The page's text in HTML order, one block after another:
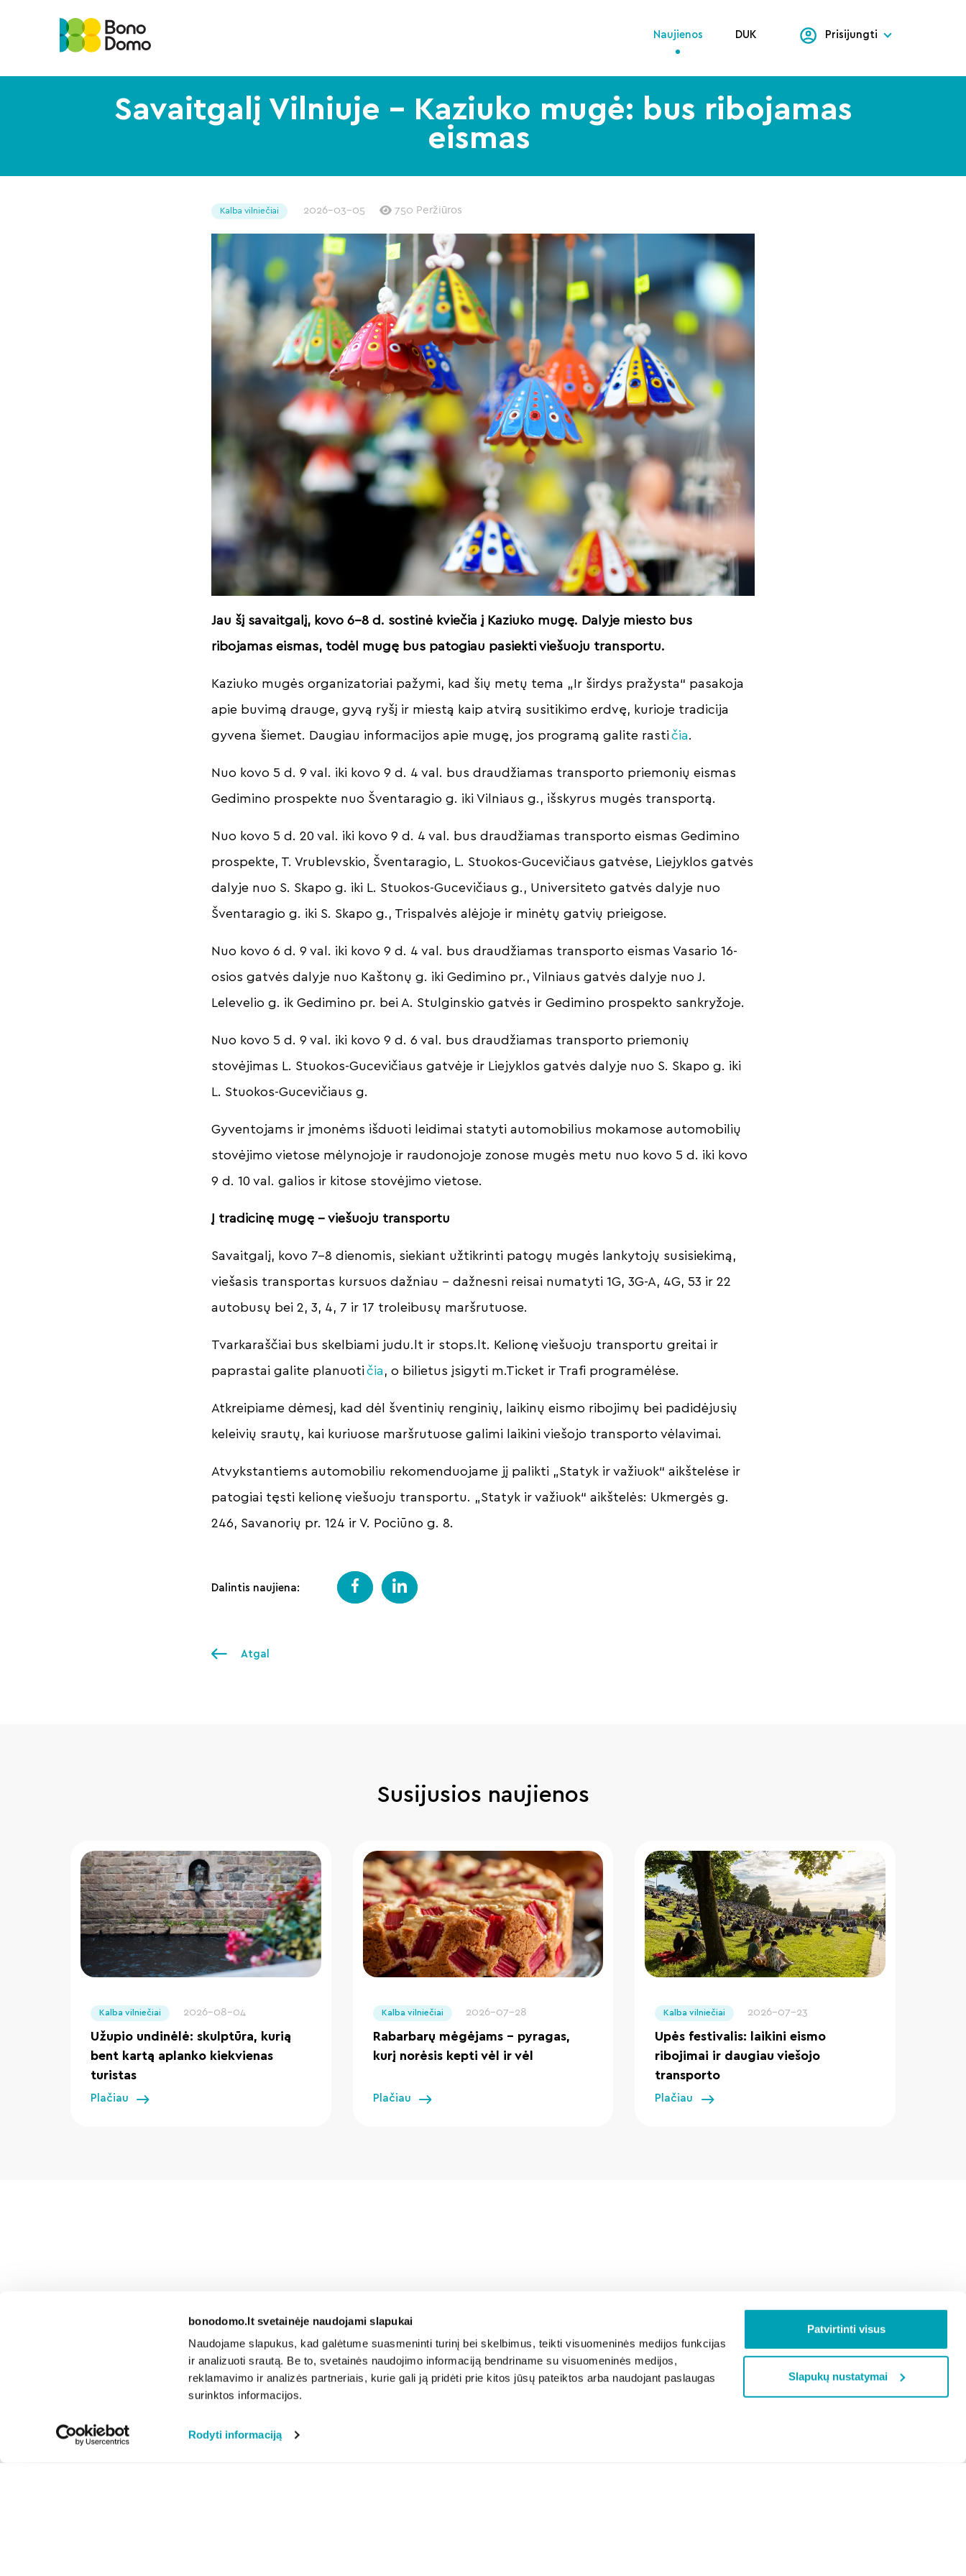
bonodomo.lt svetainėje naudojami slapukai
Naudojame slapukus, kad galėtume suasmeninti turinį bei skelbimus, teikti visuomeninės medijos funkcijas
ir analizuoti srautą. Be to, svetainės naudojimo informaciją bendriname su visuomeninės medijos,
reklamavimo ir analizės partneriais, kurie gali ją pridėti prie kitos jūsų pateiktos arba naudojant paslaugas
surinktos informacijos.
Rodyti informaciją
Patvirtinti visus
Slapukų nustatymai
Naujienos DUK Prisijungti
Savaitgalį Vilniuje – Kaziuko mugė: bus ribojamas
eismas
Kalba vilniečiai 2026-03-05 750 Peržiūros
Jau šį savaitgalį, kovo 6–8 d. sostinė kviečia į Kaziuko mugę. Dalyje miesto bus
ribojamas eismas, todėl mugę bus patogiau pasiekti viešuoju transportu.
Kaziuko mugės organizatoriai pažymi, kad šių metų tema „Ir širdys pražysta“ pasakoja
apie buvimą drauge, gyvą ryšį ir miestą kaip atvirą susitikimo erdvę, kurioje tradicija
gyvena šiemet. Daugiau informacijos apie mugę, jos programą galite rastičia.
Nuo kovo 5 d. 9 val. iki kovo 9 d. 4 val. bus draudžiamas transporto priemonių eismas
Gedimino prospekte nuo Šventaragio g. iki Vilniaus g., išskyrus mugės transportą.
Nuo kovo 5 d. 20 val. iki kovo 9 d. 4 val. bus draudžiamas transporto eismas Gedimino
prospekte, T. Vrublevskio, Šventaragio, L. Stuokos-Gucevičiaus gatvėse, Liejyklos gatvės
dalyje nuo S. Skapo g. iki L. Stuokos-Gucevičiaus g., Universiteto gatvės dalyje nuo
Šventaragio g. iki S. Skapo g., Trispalvės alėjoje ir minėtų gatvių prieigose.
Nuo kovo 6 d. 9 val. iki kovo 9 d. 4 val. bus draudžiamas transporto eismas Vasario 16-
osios gatvės dalyje nuo Kaštonų g. iki Gedimino pr., Vilniaus gatvės dalyje nuo J.
Lelevelio g. ik Gedimino pr. bei A. Stulginskio gatvės ir Gedimino prospekto sankryžoje.
Nuo kovo 5 d. 9 val. iki kovo 9 d. 6 val. bus draudžiamas transporto priemonių
stovėjimas L. Stuokos-Gucevičiaus gatvėje ir Liejyklos gatvės dalyje nuo S. Skapo g. iki
L. Stuokos-Gucevičiaus g.
Gyventojams ir įmonėms išduoti leidimai statyti automobilius mokamose automobilių
stovėjimo vietose mėlynojoje ir raudonojoje zonose mugės metu nuo kovo 5 d. iki kovo
9 d. 10 val. galios ir kitose stovėjimo vietose.
Į tradicinę mugę – viešuoju transportu
Savaitgalį, kovo 7–8 dienomis, siekiant užtikrinti patogų mugės lankytojų susisiekimą,
viešasis transportas kursuos dažniau – dažnesni reisai numatyti 1G, 3G-A, 4G, 53 ir 22
autobusų bei 2, 3, 4, 7 ir 17 troleibusų maršrutuose.
Tvarkaraščiai bus skelbiami judu.lt ir stops.lt. Kelionę viešuoju transportu greitai ir
paprastai galite planuotičia, o bilietus įsigyti m.Ticket ir Trafi programėlėse.
Atkreipiame dėmesį, kad dėl šventinių renginių, laikinų eismo ribojimų bei padidėjusių
keleivių srautų, kai kuriuose maršrutuose galimi laikini viešojo transporto vėlavimai.
Atvykstantiems automobiliu rekomenduojame jį palikti „Statyk ir važiuok“ aikštelėse ir
patogiai tęsti kelionę viešuoju transportu. „Statyk ir važiuok“ aikštelės: Ukmergės g.
246, Savanorių pr. 124 ir V. Pociūno g. 8.
Dalintis naujiena:
Atgal
Susijusios naujienos
Kalba vilniečiai 2026-08-04
Užupio undinėlė: skulptūra, kurią
bent kartą aplanko kiekvienas
turistas
Plačiau
Kalba vilniečiai 2026-07-28
Rabarbarų mėgėjams – pyragas,
kurį norėsis kepti vėl ir vėl
Plačiau
Kalba vilniečiai 2026-07-23
Upės festivalis: laikini eismo
ribojimai ir daugiau viešojo
transporto
Plačiau